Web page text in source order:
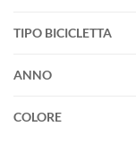
TIPO BICICLETTA
ANNO
COLORE